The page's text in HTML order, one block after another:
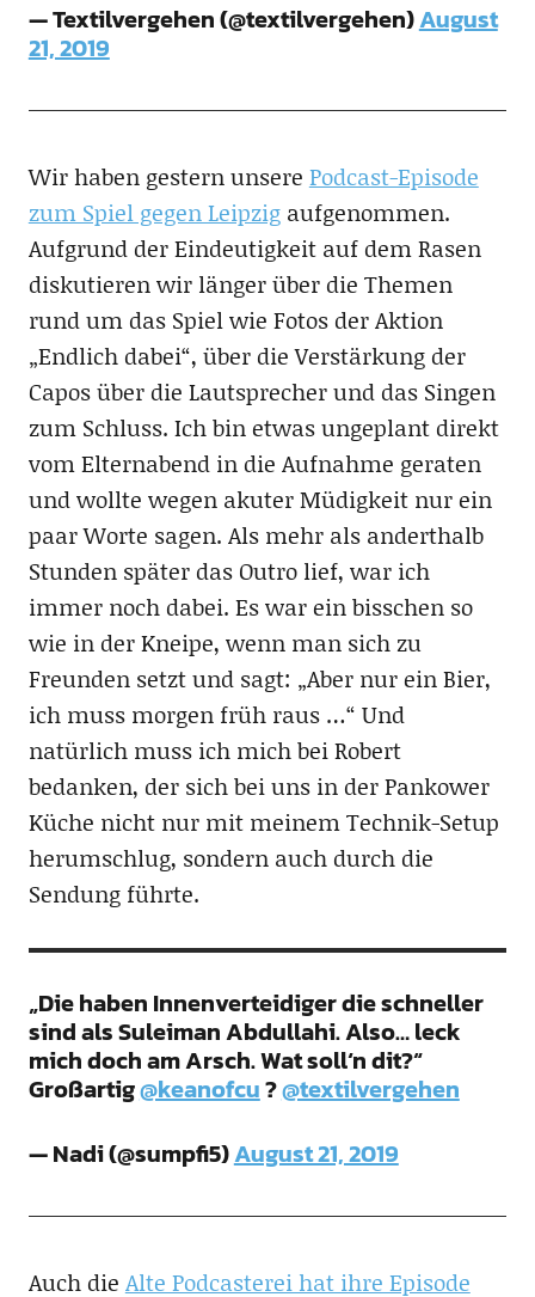
— Textilvergehen (@textilvergehen)August
21, 2019
Wir haben gestern unsere Podcast-Episode
zum Spiel gegen Leipzigaufgenommen.
Aufgrund der Eindeutigkeit auf dem Rasen
diskutieren wir länger über die Themen
rund um das Spiel wie Fotos der Aktion
„Endlich dabei“, über die Verstärkung der
Capos über die Lautsprecher und das Singen
zum Schluss. Ich bin etwas ungeplant direkt
vom Elternabend in die Aufnahme geraten
und wollte wegen akuter Müdigkeit nur ein
paar Worte sagen. Als mehr als anderthalb
Stunden später das Outro lief, war ich
immer noch dabei. Es war ein bisschen so
wie in der Kneipe, wenn man sich zu
Freunden setzt und sagt: „Aber nur ein Bier,
ich muss morgen früh raus …“ Und
natürlich muss ich mich bei Robert
bedanken, der sich bei uns in der Pankower
Küche nicht nur mit meinem Technik-Setup
herumschlug, sondern auch durch die
Sendung führte.
„Die haben Innenverteidiger die schneller
sind als Suleiman Abdullahi. Also… leck
mich doch am Arsch. Wat soll‘n dit?“
Großartig@keanofcu?@textilvergehen
— Nadi (@sumpfi5)August 21, 2019
Auch die Alte Podcasterei hat ihre Episode